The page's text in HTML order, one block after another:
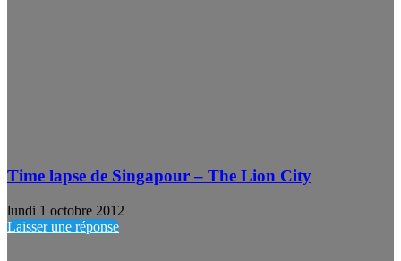
Time lapse de Singapour – The Lion City
lundi 1 octobre 2012
Laisser une réponse